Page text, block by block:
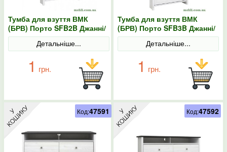
Тумба для взуття ВМК
(БРВ) Порто SFB2B Джанні/
Сосна ларіко
Детальніше...
1 грн.
Тумба для взуття ВМК
(БРВ) Порто SFB3B Джанні/
Сосна ларіко
Детальніше...
1 грн.
Код:47591 Код:47592